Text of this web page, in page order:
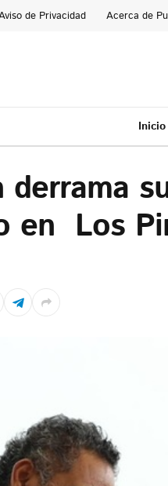
de Privacidad Acerca de
Inicio
derrama
en Los